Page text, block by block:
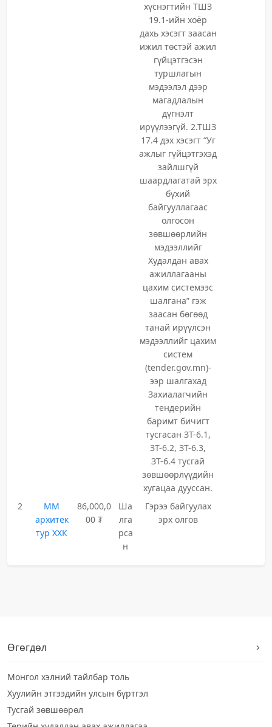
хүснэгтийн ТШЗ
19.1-ийн хоёр
дахь хэсэгт заасан
ижил төстэй ажил
гүйцэтгэсэн
туршлагын
мэдээлэл дээр
магадлалын
дүгнэлт
ирүүлээгүй. 2.ТШЗ
17.4 дэх хэсэгт “Уг
ажлыг гүйцэтгэхэд
зайлшгүй
шаардлагатай эрх
бүхий
байгууллагаас
олгосон
зөвшөөрлийн
мэдээллийг
Худалдан авах
ажиллагааны
цахим системээс
шалгана” гэж
заасан бөгөөд
танай ирүүлсэн
мэдээллийг цахим
систем
(tender.gov.mn)-
ээр шалгахад
Захиалагчийн
тендерийн
баримт бичигт
тусгасан ЗТ-6.1,
ЗТ-6.2, ЗТ-6.3,
ЗТ-6.4 тусгай
зөвшөөрлүүдийн
хугацаа дууссан.
2
ММ
архитек
тур ХХК
86,000,0
00 ₮
Ша
лга
рса
н
Гэрээ байгуулах
эрх олгов
Өгөгдөл
Монгол хэлний тайлбар толь
Хуулийн этгээдийн улсын бүртгэл
Тусгай зөвшөөрөл